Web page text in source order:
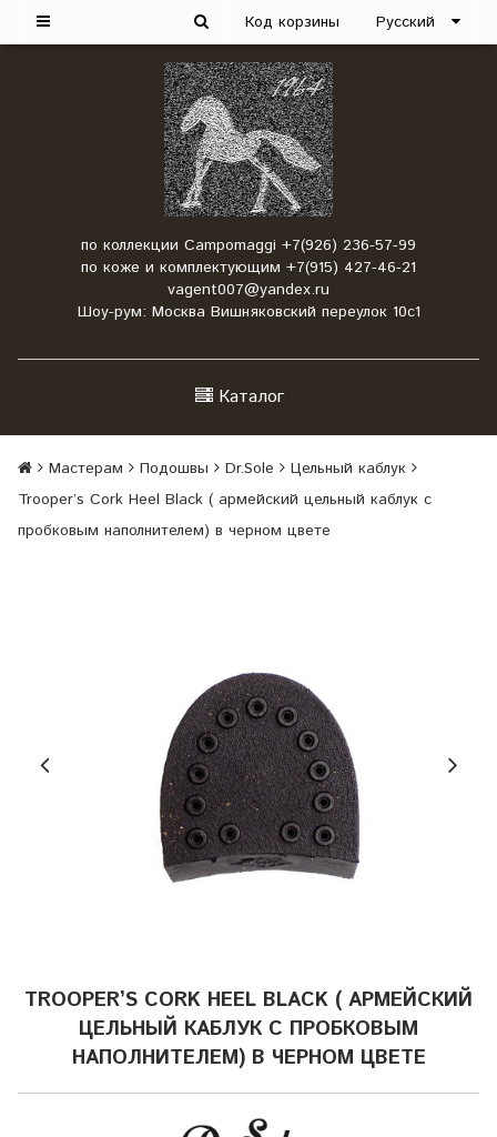
Русский
Код корзины
по коллекции Campomaggi +7(926) 236-57-99
по коже и комплектующим +7(915) 427-46-21
vagent007@yandex.ru
Шоу-рум: Москва Вишняковский переулок 10с1
Каталог
Мастерам Подошвы Dr.Sole
Цельный каблук
Trooper’s Cork Heel Black ( армейский цельный каблук с
пробковым наполнителем) в черном цвете
TROOPER’S CORK HEEL BLACK ( АРМЕЙСКИЙ
ЦЕЛЬНЫЙ КАБЛУК С ПРОБКОВЫМ
НАПОЛНИТЕЛЕМ) В ЧЕРНОМ ЦВЕТЕ